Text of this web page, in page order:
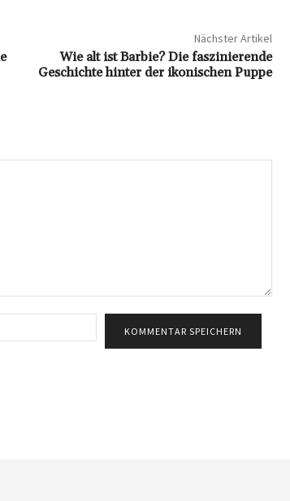
Nächster Artikel
Wie alt ist Barbie? Die faszinierende
Geschichte hinter der ikonischen Puppe
Mail:*